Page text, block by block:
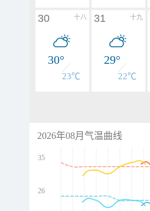
十八
30
30°
23℃
十九
31
29°
22℃
2026年08月气温曲线
35
26